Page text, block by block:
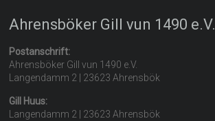
Ahrensböker Gill vun 1490 e.V.
Postanschrift:
Ahrensböker Gill vun 1490 e.V.
Langendamm 2 | 23623 Ahrensbök
Gill Huus:
Langendamm 2 | 23623 Ahrensbök